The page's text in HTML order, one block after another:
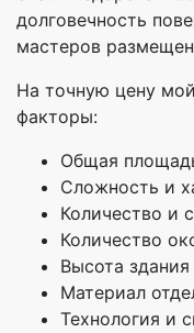
долговечность
мастеров
На точную цену
факторы:
Общая
Сложность и
Количество и
Количество
Высота здания
Материал
Технология и